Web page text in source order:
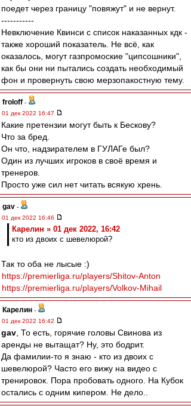
поедет через границу "повяжут" и не вернут.
-----------
Невключение Квинси с список наказанных кдк -
также хороший показатель. Не всё, как
оказалось, могут газпромоские "ципсошники",
как бы они ни пытались создать необходимый
фон и провернуть свою мерзопакостную тему.
froloff -
01 дек 2022 16:47
Какие претензии могут быть к Бескову?
Что за бред.
Он что, надзирателем в ГУЛАГе был?
Один из лучших игроков в своё время и
тренеров.
Просто уже сил нет читать всякую хрень.
gav -
01 дек 2022 16:46
Карелин » 01 дек 2022, 16:42
кто из двоих с шевелюрой?
Так то оба не лысые :)
https://premierliga.ru/players/Shitov-Anton
https://premierliga.ru/players/Volkov-Mihail
Карелин -
01 дек 2022 16:42
gav , То есть, горячие головы Свинова из
аренды не вытащат? Ну, это бодрит.
Да фамилии-то я знаю - кто из двоих с
шевелюрой? Часто его вижу на видео с
тренировок. Пора пробовать одного. На Кубок
остались с одним кипером. Не дело..